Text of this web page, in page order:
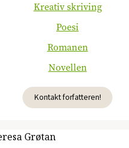
Kreativ skriving
Poesi
Romanen
Novellen
Kontakt forfatteren!